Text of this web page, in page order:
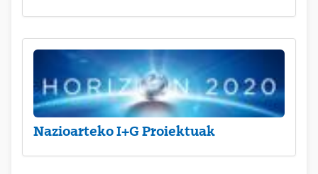
Nazioarteko I+G Proiektuak